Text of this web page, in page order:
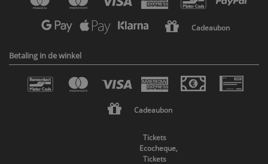
Cadeaubon
Betaling in de winkel
Cadeaubon
Tickets
Ecocheque,
Tickets